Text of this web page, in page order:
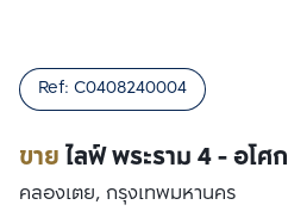
ขายไลฟ์ พระราม 4 - อโศก
Ref: C0408240004
คลองเตย, กรุงเทพมหานคร
เปรียบเทียบ